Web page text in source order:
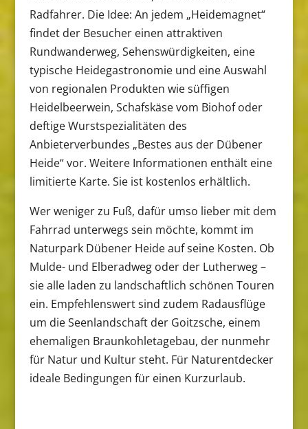
Radfahrer. Die Idee: An jedem „Heidemagnet“
findet der Besucher einen attraktiven
Rundwanderweg, Sehenswürdigkeiten, eine
typische Heidegastronomie und eine Auswahl
von regionalen Produkten wie süffigen
Heidelbeerwein, Schafskäse vom Biohof oder
deftige Wurstspezialitäten des
Anbieterverbundes „Bestes aus der Dübener
Heide“ vor. Weitere Informationen enthält eine
limitierte Karte. Sie ist kostenlos erhältlich.
Wer weniger zu Fuß, dafür umso lieber mit dem
Fahrrad unterwegs sein möchte, kommt im
Naturpark Dübener Heide auf seine Kosten. Ob
Mulde- und Elberadweg oder der Lutherweg –
sie alle laden zu landschaftlich schönen Touren
ein. Empfehlenswert sind zudem Radausflüge
um die Seenlandschaft der Goitzsche, einem
ehemaligen Braunkohletagebau, der nunmehr
für Natur und Kultur steht. Für Naturentdecker
ideale Bedingungen für einen Kurzurlaub.